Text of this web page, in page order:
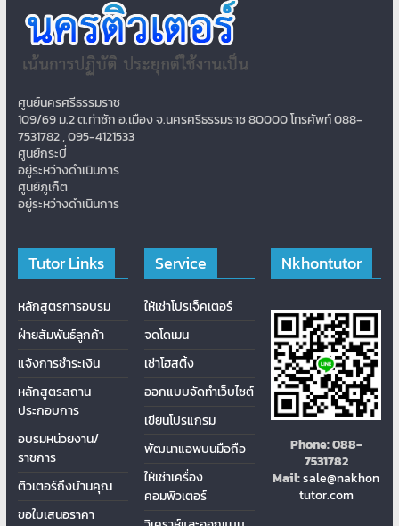
ศูนย์นครศรีธรรมราช
109/69 ม.2 ต.ท่าซัก อ.เมือง จ.นครศรีธรรมราช 80000 โทรศัพท์ 088-
7531782 , 095-4121533
ศูนย์กระบี่
อยู่ระหว่างดำเนินการ
ศูนย์ภูเก็ต
อยู่ระหว่างดำเนินการ
Tutor Links
หลักสูตรการอบรม
ฝ่ายสัมพันธ์ลูกค้า
แจ้งการชำระเงิน
หลักสูตรสถาน
ประกอบการ
อบรมหน่วยงาน/
ราชการ
ติวเตอร์ถึงบ้านคุณ
ขอใบเสนอราคา
Service
ให้เช่าโปรเจ็คเตอร์
จดโดเมน
เช่าโฮสติ้ง
ออกแบบจัดทำเว็บไซต์
เขียนโปรแกรม
พัฒนาแอพบนมือถือ
ให้เช่าเครื่อง
คอมพิวเตอร์
Nkhontutor
Phone:088-
7531782
Mail:sale@nakhon
tutor.com